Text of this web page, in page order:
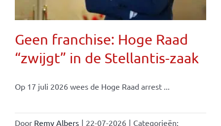
Geen franchise: Hoge Raad
“zwijgt” in de Stellantis-zaak
Op 17 juli 2026 wees de Hoge Raad arrest ...
Door Remy Albers | 22-07-2026 | Categorieën: